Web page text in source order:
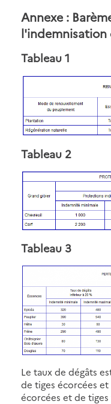
Annexe :
l'indemnisation
Tableau 1
Tableau 2
Tableau 3
Le taux de dégâts
de tiges écorcées
écorcées et de